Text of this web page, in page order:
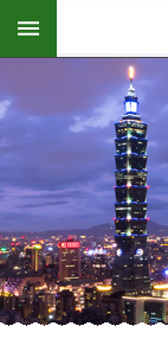
跳到主要內容區塊